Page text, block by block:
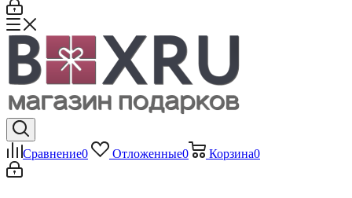
Сравнение0 Отложенные0 Корзина0